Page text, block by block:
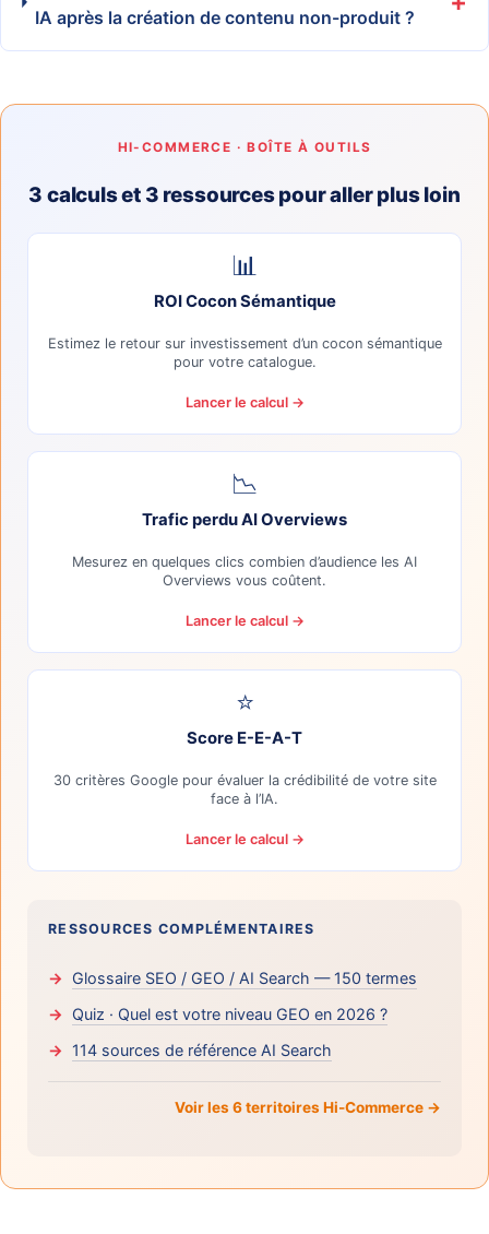
IA après la création de contenu non-produit ?
HI-COMMERCE · BOÎTE À OUTILS
3 calculs et 3 ressources pour aller plus loin
📊
ROI Cocon Sémantique
Estimez le retour sur investissement d’un cocon sémantique
pour votre catalogue.
Lancer le calcul →
📉
Trafic perdu AI Overviews
Mesurez en quelques clics combien d’audience les AI
Overviews vous coûtent.
Lancer le calcul →
⭐
Score E-E-A-T
30 critères Google pour évaluer la crédibilité de votre site
face à l’IA.
Lancer le calcul →
RESSOURCES COMPLÉMENTAIRES
Glossaire SEO / GEO / AI Search — 150 termes
Quiz · Quel est votre niveau GEO en 2026 ?
114 sources de référence AI Search
Voir les 6 territoires Hi-Commerce →